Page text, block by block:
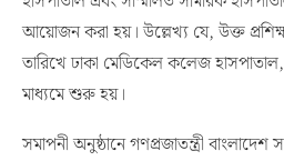
আয়োজন করা হয়। উল্লেখ্য যে, উক্ত
তারিখে ঢাকা মেডিকেল কলেজ
মাধ্যমে শুরু হয়।
সমাপনী অনুষ্ঠানে গণপ্রজাতন্ত্রী বাংলাদেশ